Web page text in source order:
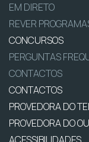
EM DIRETO
REVER
CONCURSOS
PERGUNTAS
CONTACTOS
CONTACTOS
PROVEDORA DO
PROVEDORA DO